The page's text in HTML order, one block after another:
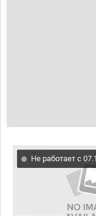
Не работает с